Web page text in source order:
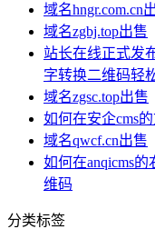
域名hngr.com.cn
域名zgbj.top出售
站长在线正式发
字转换二维码轻
域名zgsc.top出售
如何在安企cms
域名qwcf.cn出售
如何在anqicms
维码
分类标签